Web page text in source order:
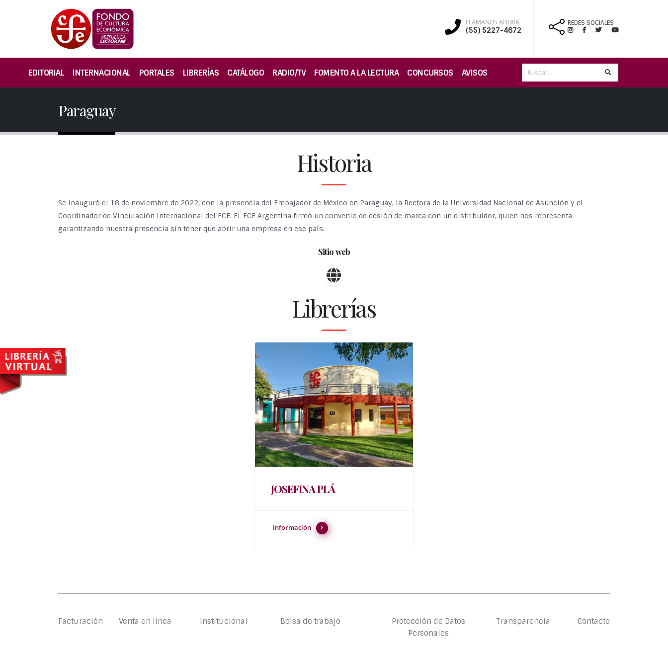
LLÁMANOS AHORA
(55) 5227-4672
REDES SOCIALES
EDITORIAL INTERNACIONAL PORTALES LIBRERÍAS CATÁLOGO RADIO/TV FOMENTO A LA LECTURA CONCURSOS AVISOS
Paraguay
Historia
Se inauguró el 18 de noviembre de 2022, con la presencia del Embajador de México en Paraguay, la Rectora de la Universidad Nacional de Asunción y el
Coordinador de Vinculación Internacional del FCE. EL FCE Argentina firmó un convenio de cesión de marca con un distribuidor, quien nos representa
garantizando nuestra presencia sin tener que abrir una empresa en ese país.
Sitio web
Librerías
JOSEFINA PLÁ
Información
Facturación Venta en línea Institucional Bolsa de trabajo
Protección de Datos
Personales
Transparencia Contacto